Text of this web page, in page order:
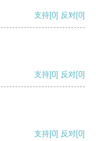
支持[0] 反对[0]
支持[0] 反对[0]
支持[0] 反对[0]